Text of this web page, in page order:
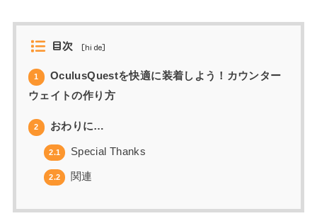
目次 [hide]
1
OculusQuestを快適に装着しよう！カウンター
ウェイトの作り方
2 おわりに…
2.1 Special Thanks
2.2 関連